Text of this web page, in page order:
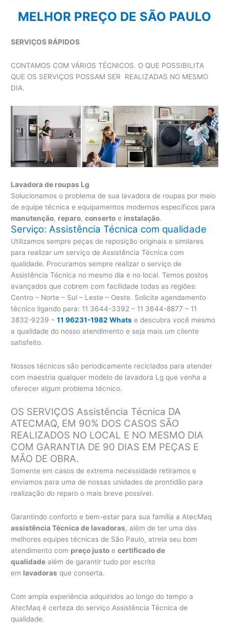
MELHOR PREÇO DE SÃO PAULO
SERVIÇOS RÁPIDOS
CONTAMOS COM VÁRIOS TÉCNICOS. O QUE POSSIBILITA
QUE OS SERVIÇOS POSSAM SER REALIZADAS NO MESMO
DIA.
Lavadora de roupas Lg
Solucionamos o problema de sua lavadora de roupas por meio
de equipe técnica e equipamentos modernos específicos para
manutenção, reparo,conserto e instalação.
Serviço: Assistência Técnica com qualidade
Utilizamos sempre peças de reposição originais e similares
para realizar um serviço de Assistência Técnica com
qualidade. Procuramos sempre realizar o serviço de
Assistência Técnica no mesmo dia e no local. Temos postos
avançados que cobrem com facilidade todas as regiões:
Centro – Norte – Sul – Leste – Oeste. Solicite agendamento
técnico ligando para: 11 3644-3392 – 11 3644-8877 – 11
3832-9239 –11 96231-1982 Whats e descubra você mesmo
a qualidade do nosso atendimento e seja mais um cliente
satisfeito.
Nossos técnicos são periodicamente reciclados para atender
com maestria qualquer modelo de lavadora Lg que venha a
oferecer algum problema técnico.
OS SERVIÇOS Assistência Técnica DA
ATECMAQ, EM 90% DOS CASOS SÃO
REALIZADOS NO LOCAL E NO MESMO DIA
COM GARANTIA DE 90 DIAS EM PEÇAS E
MÃO DE OBRA.
Somente em casos de extrema necessidade retiramos e
enviamos para uma de nossas unidades de prontidão para
realização do reparo o mais breve possível.
Garantindo conforto e bem-estar para sua família a AtecMaq
assistência Técnica de lavadoras, além de ter uma das
melhores equipes técnicas de São Paulo, atrela seu bom
atendimento com preço justo ecertificado de
qualidade além de garantir tudo por escrito
em lavadoras que conserta.
Com ampla experiência adquiridos ao longo do tempo a
AtecMaq é certeza do serviço Assistência Técnica de
qualidade.